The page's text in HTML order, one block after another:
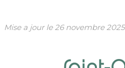
Mise a jour le26 novembre 2025